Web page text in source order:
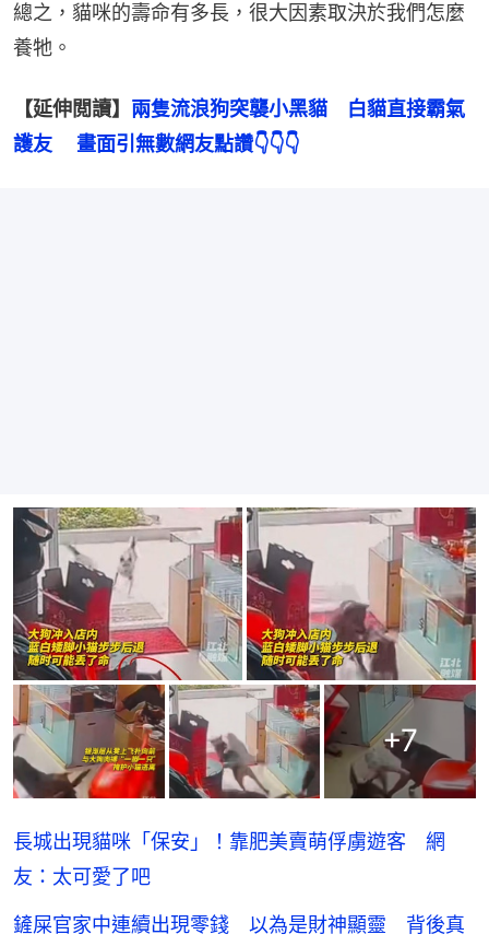
總之，貓咪的壽命有多長，很大因素取決於我們怎麼
養牠。
【延伸閲讀】 兩隻流浪狗突襲小黑貓　白貓直接霸氣
護友 　畫面引無數網友點讚👇👇👇
+7
長城出現貓咪「保安」！靠肥美賣萌俘虜遊客 網
友：太可愛了吧
鏟屎官家中連續出現零錢 以為是財神顯靈 背後真